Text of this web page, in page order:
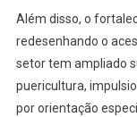
Além disso, o
redesenhando o
setor tem ampliado
puericultura,
por orientação